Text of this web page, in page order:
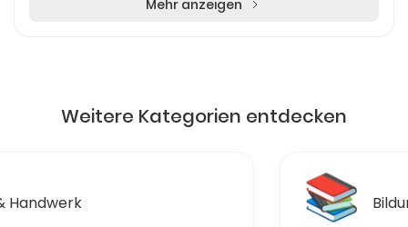
Mehr anzeigen
Weitere Kategorien entdecken
📚